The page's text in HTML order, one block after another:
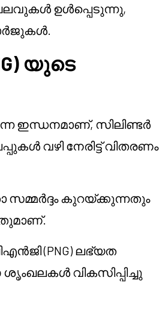
ഉൾപ്പെടുന്നു,
യുടെ
ഇന്ധനമാണ്, സിലിണ്ടർ
വഴി നേരിട്ട് വിതരണം
സമ്മർദ്ദം കുറയ്ക്കുന്നതും
(PNG) ലഭ്യത
വികസിപ്പിച്ചു